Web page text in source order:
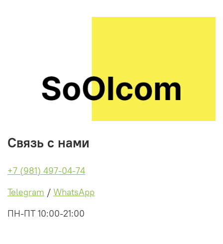
Связь с нами
+7 (981) 497-04-74
Telegram / WhatsApp
ПН-ПТ 10:00-21:00